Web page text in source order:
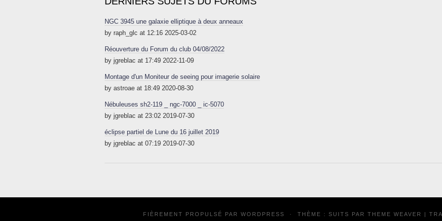
NGC 3945 une galaxie elliptique à deux anneaux
by raph_glc at 12:16 2025-03-02
Réouverture du Forum du club 04/08/2022
by jgreblac at 17:49 2022-11-09
Montage d'un Moniteur de seeing pour imagerie solaire
by astroae at 18:49 2020-08-30
Nébuleuses sh2-119 _ ngc-7000 _ ic-5070
by jgreblac at 23:02 2019-07-30
éclipse partiel de Lune du 16 juillet 2019
by jgreblac at 07:19 2019-07-30
FIÈREMENT PROPULSÉ PAR WORDPRESS · THÈME : SUITS PAR THEME WEAVER |